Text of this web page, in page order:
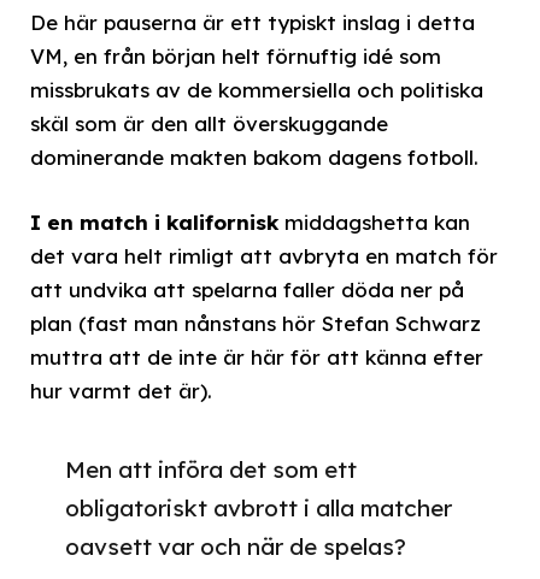
De här pauserna är ett typiskt inslag i detta
VM, en från början helt förnuftig idé som
missbrukats av de kommersiella och politiska
skäl som är den allt överskuggande
dominerande makten bakom dagens fotboll.
I en match i kaliforniskmiddagshetta kan
det vara helt rimligt att avbryta en match för
att undvika att spelarna faller döda ner på
plan (fast man nånstans hör Stefan Schwarz
muttra att de inte är här för att känna efter
hur varmt det är).
Men att införa det som ett
obligatoriskt avbrott i alla matcher
oavsett var och när de spelas?